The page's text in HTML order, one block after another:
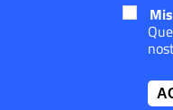
Dichiarazione